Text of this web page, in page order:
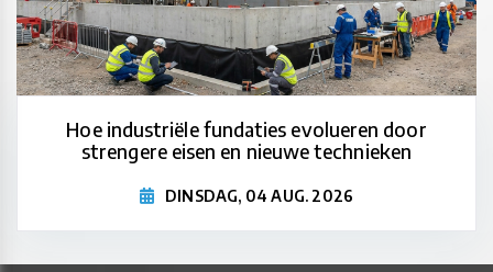
Hoe industriële fundaties evolueren door
strengere eisen en nieuwe technieken
DINSDAG, 04 AUG. 2026